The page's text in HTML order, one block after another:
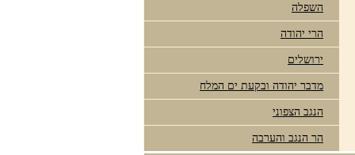
השפלה
הרי יהודה
ירושלים
מדבר יהודה ובקעת ים המלח
הנגב הצפוני
הר הנגב והערבה